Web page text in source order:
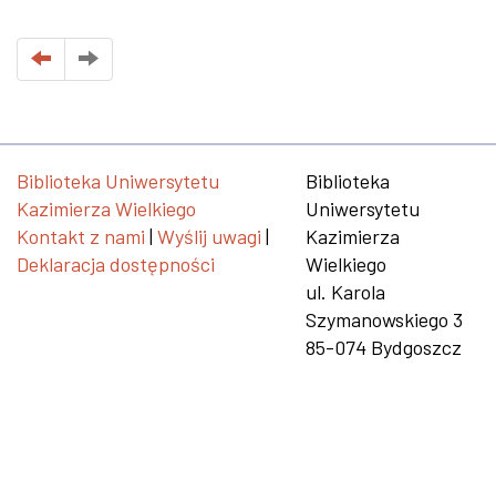
Biblioteka Uniwersytetu
Kazimierza Wielkiego
Kontakt z nami | Wyślij uwagi |
Deklaracja dostępności
Biblioteka
Uniwersytetu
Kazimierza
Wielkiego
ul. Karola
Szymanowskiego 3
85-074 Bydgoszcz